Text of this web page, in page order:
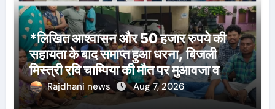
*लिखित आश्वासन और 50 हजार रुपये की
सहायता के बाद समाप्त हुआ धरना, बिजली
मिस्त्री रवि चाम्पिया की मौत पर मुआवजा व
नौकरी की मांग*
Rajdhani news Aug 7, 2026